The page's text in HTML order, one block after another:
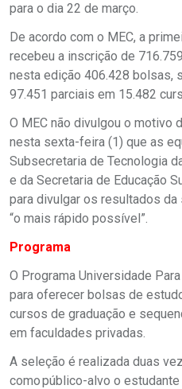
para o dia 22 de março.
De acordo com o MEC, a
recebeu a inscrição de
nesta edição 406.428 bolsas,
97.451 parciais em 15.482
O MEC não divulgou o motivo
nesta sexta-feira (1) que as
Subsecretaria de Tecnologia
e da Secretaria de Educação
para divulgar os resultados da
“o mais rápido possível”.
Programa
O Programa Universidade
para oferecer bolsas de
cursos de graduação e
em faculdades privadas.
A seleção é realizada duas
como público-alvo o